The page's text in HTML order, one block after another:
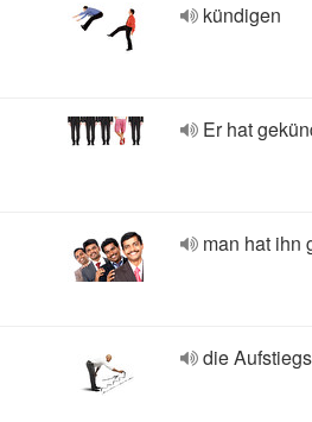
kündigen
Er hat
man hat ihn
die